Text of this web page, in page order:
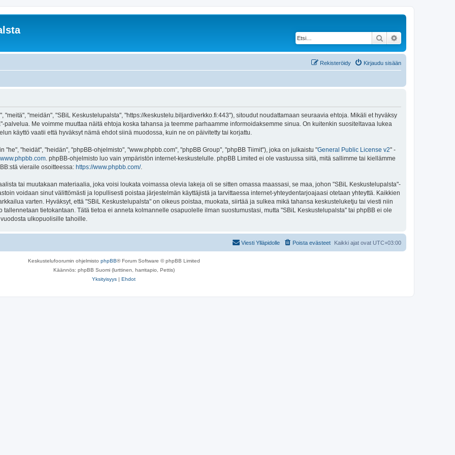
Etsi
Kirjaudu sisään
Rekisteröidy
"meidän", "SBiL Keskustelupalsta", "https://keskustelu.biljardiverkko.fi:443"), sitoudut noudattamaan seuraavia ehtoja. Mikäli et hyväksy
Me voimme muuttaa näitä ehtoja koska tahansa ja teemme parhaamme informoidaksemme sinua. On kuitenkin suositeltavaa lukea
käyttö vaatii että hyväksyt nämä ehdot siinä muodossa, kuin ne on päivitetty tai korjattu.
"heidät", "heidän", "phpBB-ohjelmisto", "www.phpbb.com", "phpBB Group", "phpBB Tiimit"), joka on julkaistu "General Public License v2" -
www.phpbb.com. phpBB-ohjelmisto luo vain ympäristön internet-keskustelulle. phpBB Limited ei ole vastuussa siitä, mitä sallimme tai kiellämme
vieraile osoitteessa: https://www.phpbb.com/.
tai muutakaan materiaalia, joka voisi loukata voimassa olevia lakeja oli se sitten omassa maassasi, se maa, johon "SBiL Keskustelupalsta"-
voidaan sinut välittömästi ja lopullisesti poistaa järjestelmän käyttäjistä ja tarvittaessa internet-yhteydentarjoajaasi otetaan yhteyttä. Kaikkien
varten. Hyväksyt, että "SBiL Keskustelupalsta" on oikeus poistaa, muokata, siirtää ja sulkea mikä tahansa keskusteluketju tai viesti niin
tallennetaan tietokantaan. Tätä tietoa ei anneta kolmannelle osapuolelle ilman suostumustasi, mutta "SBiL Keskustelupalsta" tai phpBB ei ole
ulkopuolisille tahoille.
Kaikki ajat ovat UTC+03:00
Poista evästeet
Viesti Ylläpidolle
Keskustelufoorumin ohjelmisto phpBB® Forum Software © phpBB Limited
Käännös: phpBB Suomi (lurttinen, harritapio, Pettis)
Yksityisyys | Ehdot